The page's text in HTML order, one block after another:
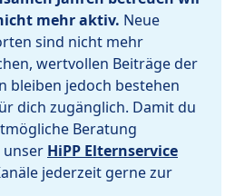
mehr aktiv. Neue
sind nicht mehr
wertvollen Beiträge der
bleiben jedoch bestehen
dich zugänglich. Damit du
Beratung
HiPP Elternservice
jederzeit gerne zur